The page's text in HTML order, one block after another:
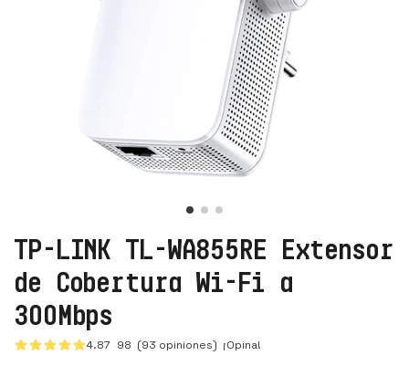
TP-LINK TL-WA855RE Extensor
de Cobertura Wi-Fi a
300Mbps
4.87 98 (93 opiniones) ¡Opina!